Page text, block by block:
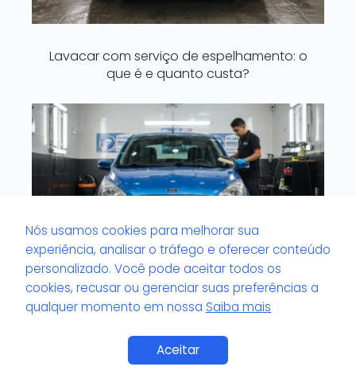
Lavacar com serviço de espelhamento: o
que é e quanto custa?
Lavacar com serviço completo em
menos de 30 minutos: mito ou verdade?
Nós usamos cookies para melhorar sua
experiência, analisar o tráfego e oferecer conteúdo
personalizado. Você pode aceitar todos os
cookies, recusar ou gerenciar suas preferências a
qualquer momento em nossa Saiba mais
Aceitar